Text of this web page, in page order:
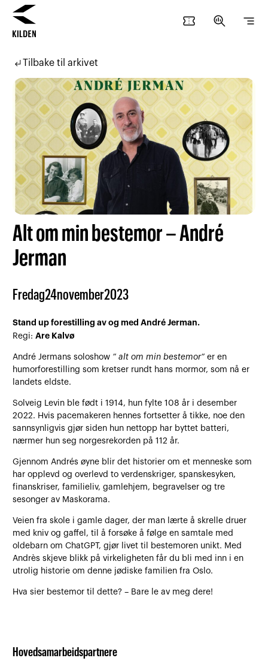
confirmation_number search_insights segment
subdirectory_arrow_leftTilbake til arkivet
Alt om min bestemor – André
Jerman
Fredag24november2023
Stand up forestilling av og med André Jerman.
Regi:Are Kalvø
André Jermans soloshow ” alt om min bestemor” er en
humorforestilling som kretser rundt hans mormor, som nå er
landets eldste.
Solveig Levin ble født i 1914, hun fylte 108 år i desember
2022. Hvis pacemakeren hennes fortsetter å tikke, noe den
sannsynligvis gjør siden hun nettopp har byttet batteri,
nærmer hun seg norgesrekorden på 112 år.
Gjennom Andrés øyne blir det historier om et menneske som
har opplevd og overlevd to verdenskriger, spanskesyken,
finanskriser, familieliv, gamlehjem, begravelser og tre
sesonger av Maskorama.
Veien fra skole i gamle dager, der man lærte å skrelle druer
med kniv og gaffel, til å forsøke å følge en samtale med
oldebarn om ChatGPT, gjør livet til bestemoren unikt. Med
Andrès skjeve blikk på virkeligheten får du bli med inn i en
utrolig historie om denne jødiske familien fra Oslo.
Hva sier bestemor til dette? – Bare le av meg dere!
Hovedsamarbeidspartnere